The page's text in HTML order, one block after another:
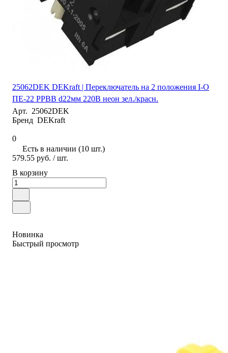
25062DEK DEKraft | Переключатель на 2 положения I-O
ПЕ-22 PPBB d22мм 220В неон зел./красн.
Арт. 25062DEK
Бренд DEKraft
0
Есть в наличии (10 шт.)
579.55 руб. / шт.
В корзину
Новинка
Быстрый просмотр